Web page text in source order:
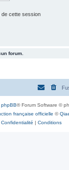
de cette session
forum.
phpBB® Forum Software ©
française officielle ©
Confidentialité | Conditions